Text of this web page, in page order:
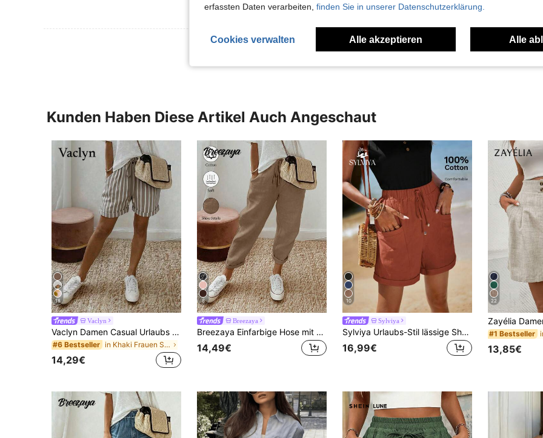
Hilfreich (1)
Mehr Bewertungen Ansehen
Kunden Haben Diese Artikel Auch Angeschaut
18
Vaclyn
Vaclyn Damen Casual Urlaubs Vielseitige Shorts
#6 Bestseller in Khaki Frauen Shorts
14,29€
8
Breezaya
Breezaya Einfarbige Hose mit elastischem Bund, verjüngt zulaufend mit diagonalen Taschen und Bindeband für einen lässigen und vielseitigen Look, Damen Frühling/Herbst Lässig Jogginghose mit Kordel, Tasche, natürliche Passform, knöchellang, Khaki, Regular Fit Damenhose, für den Lässig Alltag
14,49€
10
Sylviya
Sylviya Urlaubs-Stil lässige Shorts mit umgeschlagenem Saum, Knoten vorne, Doppeltaschen, Urlaub
16,99€
22
#1 Bestseller
13,85€
erfassten Daten verarbeiten, finden Sie in unserer Datenschutzerklärung.
Cookies verwalten Alle akzeptieren Alle